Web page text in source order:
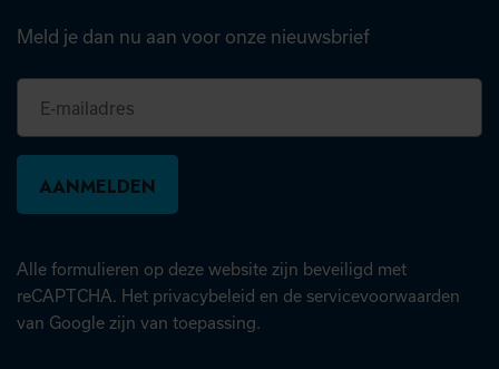
Meld je dan nu aan voor onze nieuwsbrief
Alle formulieren op deze website zijn beveiligd met
reCAPTCHA. Het privacybeleid (opent in nieuw tabblad)
en de servicevoorwaarden
van Google zijn van toepassing.